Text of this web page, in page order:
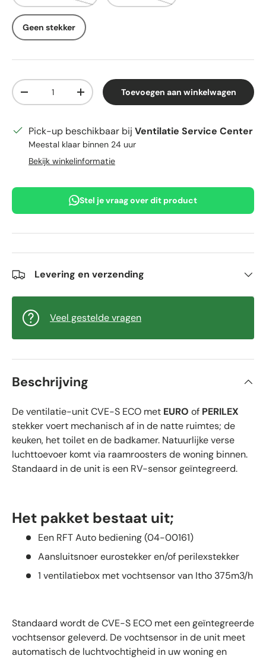
Geen stekker
Aantal
Verlaag de hoeveelheidVerhoog de hoeveelheid
Toevoegen aan winkelwagen
Pick-up beschikbaar bij Ventilatie Service Center
Meestal klaar binnen 24 uur
Bekijk winkelinformatie
Stel je vraag over dit product
Levering en verzending
Veel gestelde vragen
Beschrijving
De ventilatie-unit CVE-S ECO met EURO of PERILEX
stekker voert mechanisch af in de natte ruimtes; de
keuken, het toilet en de badkamer. Natuurlijke verse
luchttoevoer komt via raamroosters de woning binnen.
Standaard in de unit is een RV-sensor geïntegreerd.
Het pakket bestaat uit;
Een RFT Auto bediening (04-00161)
Aansluitsnoer eurostekker en/of perilexstekker
1 ventilatiebox met vochtsensor van Itho 375m3/h
Standaard wordt de CVE-S ECO met een geïntegreerde
vochtsensor geleverd. De vochtsensor in de unit meet
automatisch de luchtvochtigheid in uw woning en